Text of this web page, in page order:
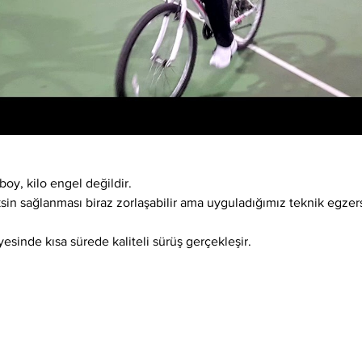
kilo engel değildir.
sağlanması biraz zorlaşabilir ama uyguladığımız teknik
kısa sürede kaliteli sürüş gerçekleşir.